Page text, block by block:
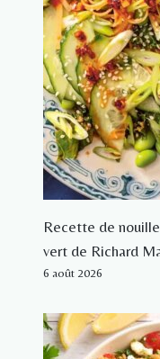
Recette de
vert de Richard
6 août 2026